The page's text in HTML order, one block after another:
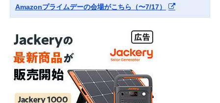
Amazonプライムデーの会場がこちら（〜7/17）